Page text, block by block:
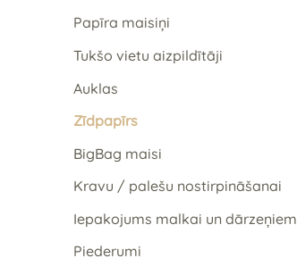
Papīra maisiņi
Tukšo vietu aizpildītāji
Auklas
Zīdpapīrs
BigBag maisi
Kravu / palešu nostirpināšanai
Iepakojums malkai un dārzeņiem
Piederumi